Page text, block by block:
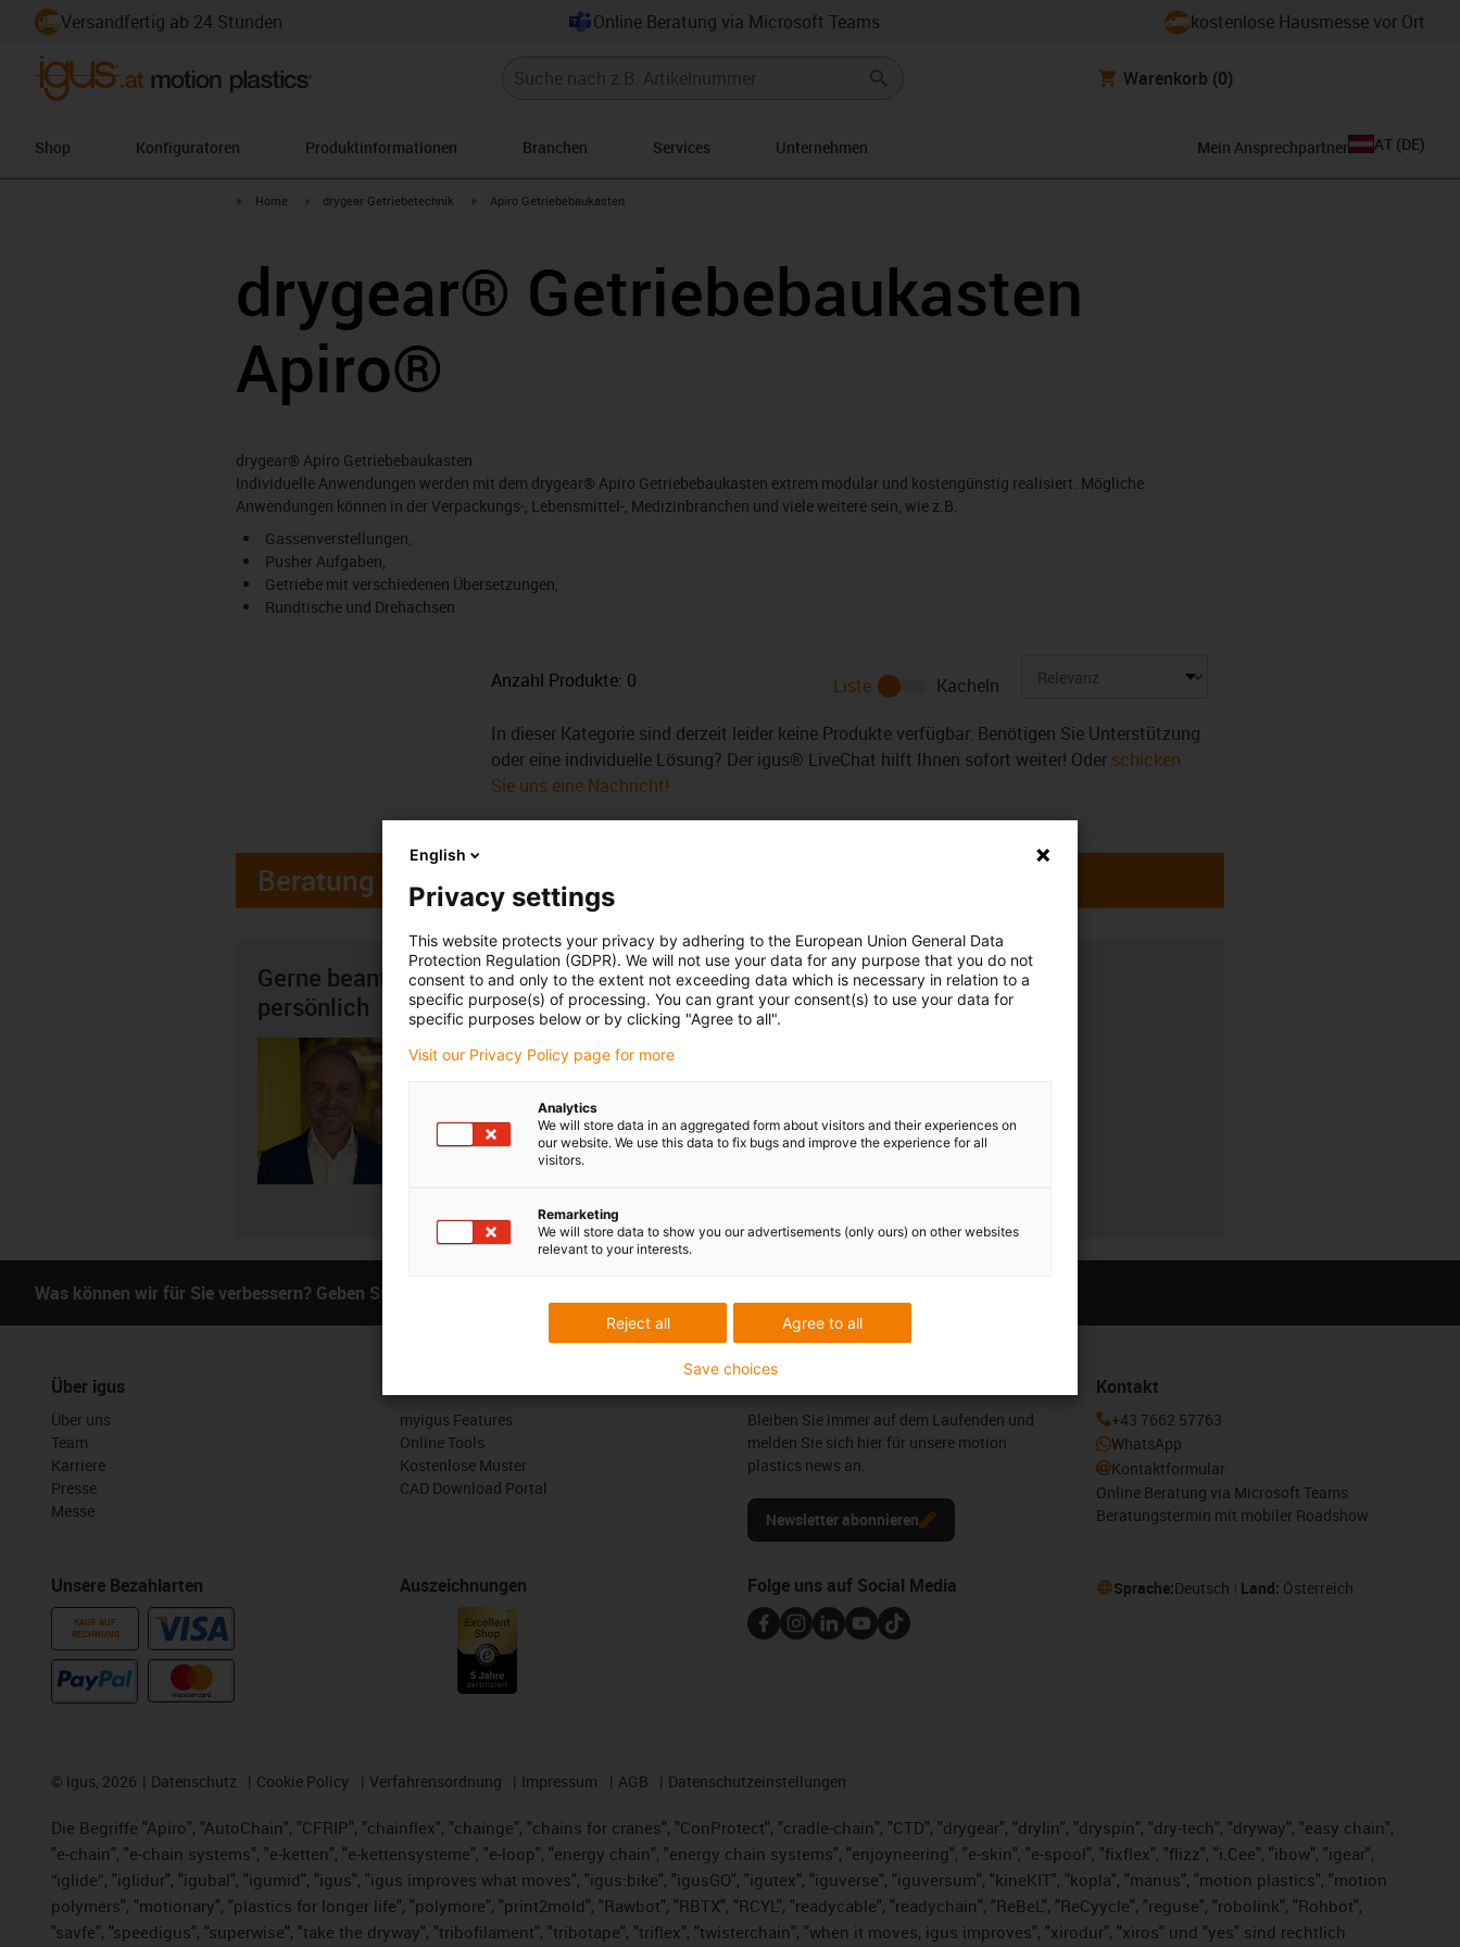
Versandfertig ab 24 Stunden Online Beratung via Microsoft Teams kostenlose Hausmesse vor Ort
Warenkorb (0)
Shop Konfiguratoren Produktinformationen Branchen Services Unternehmen Mein Ansprechpartner AT (DE)
igus-icon-arrow-right
Home igus-icon-arrow-right
drygear Getriebetechnik igus-icon-arrow-right
Apiro Getriebebaukasten
drygear® Getriebebaukasten
Apiro®
drygear® Apiro Getriebebaukasten
Individuelle Anwendungen werden mit dem drygear® Apiro Getriebebaukasten extrem modular und kostengünstig realisiert. Mögliche
Anwendungen können in der Verpackungs-, Lebensmittel-, Medizinbranchen und viele weitere sein, wie z.B.
Gassenverstellungen,
Pusher Aufgaben,
Getriebe mit verschiedenen Übersetzungen,
Rundtische und Drehachsen
Anzahl Produkte: 0 Liste
Kacheln
In dieser Kategorie sind derzeit leider keine Produkte verfügbar. Benötigen Sie Unterstützung
oder eine individuelle Lösung? Der igus® LiveChat hilft Ihnen sofort weiter! Oder schicken
Sie uns eine Nachricht!
Beratung
Gerne beantworte ich Ihre Fragen auch
persönlich
Marco Ohler
E-Mail schreiben
Beratung und Lieferung
Persönlich
Online
Chat-Service
Was können wir für Sie verbessern? Geben Sie uns Ihr Feedback.
Über igus
Über uns
Team
Karriere
Presse
Messe
Unsere Bezahlarten
KAUF AUF
RECHNUNG
myigus Features
Online Tools
Kostenlose Muster
CAD Download Portal
Auszeichnungen
Bleiben Sie immer auf dem Laufenden und
melden Sie sich hier für unsere motion
plastics news an.
Newsletter abonnieren
Kontakt
+43 7662 57763
WhatsApp
Kontaktformular
Online Beratung via Microsoft Teams
Beratungstermin mit mobiler Roadshow
Folge uns auf Social Media Sprache:Deutsch Land: Österreich
© igus, 2026 Datenschutz Cookie Policy Verfahrensordnung Impressum AGB Datenschutzeinstellungen
Die Begriffe "Apiro", "AutoChain", "CFRIP", "chainflex", "chainge", "chains for cranes", "ConProtect", "cradle-chain", "CTD", "drygear", "drylin", "dryspin", "dry-tech", "dryway", "easy chain",
"e-chain", "e-chain systems", "e-ketten", "e-kettensysteme", "e-loop", "energy chain", "energy chain systems", "enjoyneering", "e-skin", "e-spool", "fixflex", "flizz", "i.Cee", "ibow", "igear",
“iglide”, "iglidur", "igubal", "igumid", "igus", "igus improves what moves", "igus:bike", "igusGO", "igutex", "iguverse", "iguversum", "kineKIT", "kopla", "manus", "motion plastics", "motion
polymers", "motionary", "plastics for longer life", "polymore", "print2mold", "Rawbot", "RBTX", "RCYL", "readycable", "readychain", "ReBeL", "ReCyycle", "reguse", "robolink", "Rohbot",
"savfe", "speedigus", "superwise", "take the dryway", "tribofilament", "tribotape", "triflex", "twisterchain", "when it moves, igus improves", "xirodur", "xiros" und "yes" sind rechtlich
English
Privacy settings
This website protects your privacy by adhering to the European Union General Data
Protection Regulation (GDPR). We will not use your data for any purpose that you do not
consent to and only to the extent not exceeding data which is necessary in relation to a
specific purpose(s) of processing. You can grant your consent(s) to use your data for
specific purposes below or by clicking "Agree to all".
Visit our Privacy Policy page for more
Analytics
We will store data in an aggregated form about visitors and their experiences on
our website. We use this data to fix bugs and improve the experience for all
visitors.
Remarketing
We will store data to show you our advertisements (only ours) on other websites
relevant to your interests.
Agree to all
Reject all
Save choices